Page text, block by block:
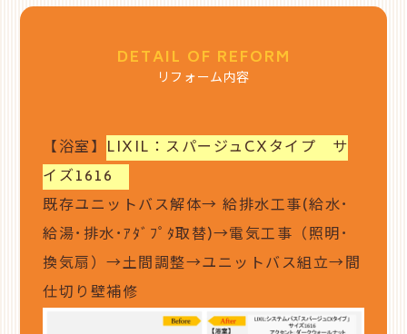
DETAIL OF REFORM
リフォーム内容
【浴室】 LIXIL：スパージュCXタイプ サ
イズ1616
既存ユニットバス解体→給排水工事(給水･
給湯･排水･ｱﾀﾞﾌﾟﾀ取替)→電気工事（照明･
換気扇）→土間調整→ユニットバス組立→間
仕切り壁補修